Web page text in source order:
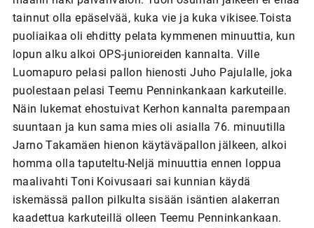
tainnut olla epäselvää, kuka vie ja kuka vikisee.Toista
puoliaikaa oli ehditty pelata kymmenen minuuttia, kun
lopun alku alkoi OPS-junioreiden kannalta. Ville
Luomapuro pelasi pallon hienosti Juho Pajulalle, joka
puolestaan pelasi Teemu Penninkankaan karkuteille.
Näin lukemat ehostuivat Kerhon kannalta parempaan
suuntaan ja kun sama mies oli asialla 76. minuutilla
Jarno Takamäen hienon käytäväpallon jälkeen, alkoi
homma olla taputeltu-Neljä minuuttia ennen loppua
maalivahti Toni Koivusaari sai kunnian käydä
iskemässä pallon pilkulta sisään isäntien alakerran
kaadettua karkuteillä olleen Teemu Penninkankaan.